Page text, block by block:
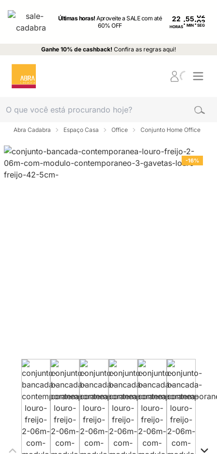
Últimas horas!Aproveite a SALE com até
60% OFF
22
HORAS: MIN : SEG
Ganhe 10% de cashback! Confira as regras aqui!
Abra Cadabra Espaço Casa Office Conjunto Home Office
-16%